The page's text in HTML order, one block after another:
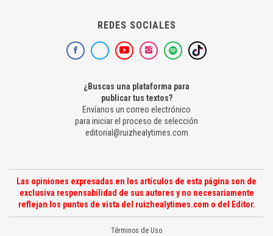
REDES SOCIALES
¿Buscas una plataforma para
publicar tus textos?
Envíanos un correo electrónico
para iniciar el proceso de selección
editorial@ruizhealytimes.com
Las opiniones expresadas en los artículos de esta página son de
exclusiva responsabilidad de sus autores y no necesariamente
reflejan los puntos de vista del ruizhealytimes.com o del Editor.
Términos de Uso